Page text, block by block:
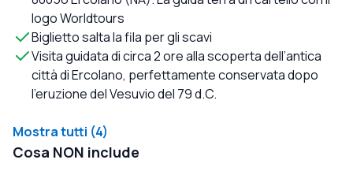
logo Worldtours
Biglietto salta la fila per gli scavi
Visita guidata di circa 2 ore alla scoperta dell’antica
città di Ercolano, perfettamente conservata dopo
l’eruzione del Vesuvio del 79 d.C.
Mostra tutti (4)
Cosa NON include